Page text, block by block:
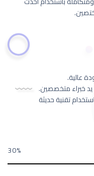
عالية.
يد خبراء متخصصين.
تقنية حديثة
30